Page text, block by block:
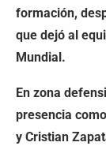
formación,
que dejó al
Mundial.
En zona
presencia
y Cristian